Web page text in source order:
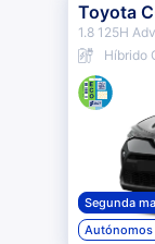
Toyota
1.8 125H
Híbrido
Segunda
Autónomos